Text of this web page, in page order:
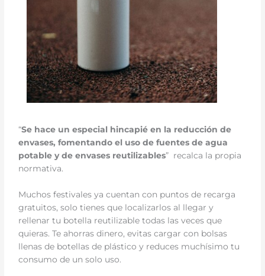
“Se hace un especial hincapié en la reducción de
envases, fomentando el uso de fuentes de agua
potable y de envases reutilizables” recalca la propia
normativa.
Muchos festivales ya cuentan con puntos de recarga
gratuitos, solo tienes que localizarlos al llegar y
rellenar tu botella reutilizable todas las veces que
quieras. Te ahorras dinero, evitas cargar con bolsas
llenas de botellas de plástico y reduces muchísimo tu
consumo de un solo uso.